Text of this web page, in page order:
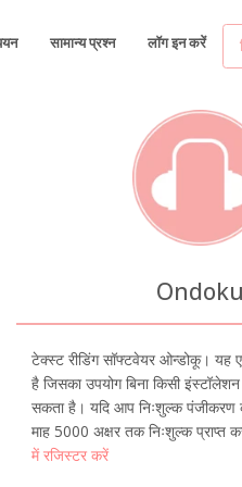
सामान्य प्रश्न लॉग इन करें
Ondoku
टेक्स्ट रीडिंग सॉफ्टवेयर ओन्डोकू। यह
है जिसका उपयोग बिना किसी
सकता है। यदि आप निःशुल्क
माह 5000 अक्षर तक निःशुल्क प्राप्त
में रजिस्टर करें